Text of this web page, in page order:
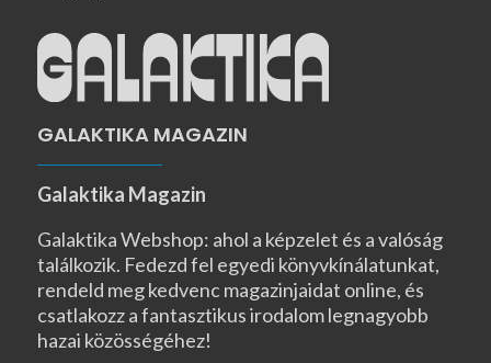
GALAKTIKA MAGAZIN
Galaktika Magazin
Galaktika Webshop: ahol a képzelet és a valóság
találkozik. Fedezd fel egyedi könyvkínálatunkat,
rendeld meg kedvenc magazinjaidat online, és
csatlakozz a fantasztikus irodalom legnagyobb
hazai közösségéhez!